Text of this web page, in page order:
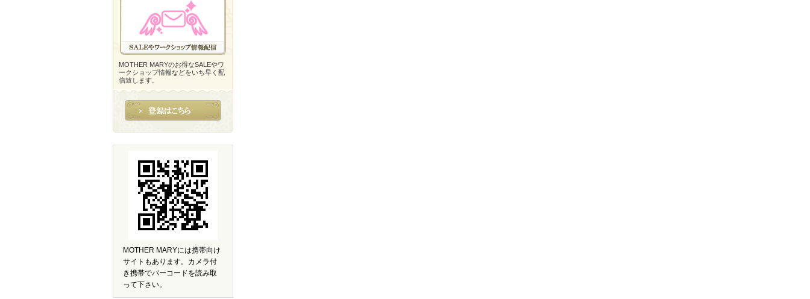
MOTHER MARYのお得なSALEやワ
ークショップ情報などをいち早く配
信致します。
MOTHER MARYには携帯向け
サイトもあります。カメラ付
き携帯でバーコードを読み取
って下さい。